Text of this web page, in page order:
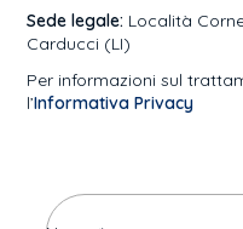
Sede legale: Località
Carducci (LI)
Per informazioni sul
l’Informativa Privacy